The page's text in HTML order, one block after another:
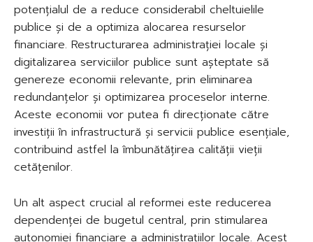
potențialul de a reduce considerabil cheltuielile
publice și de a optimiza alocarea resurselor
financiare. Restructurarea administrației locale și
digitalizarea serviciilor publice sunt așteptate să
genereze economii relevante, prin eliminarea
redundanțelor și optimizarea proceselor interne.
Aceste economii vor putea fi direcționate către
investiții în infrastructură și servicii publice esențiale,
contribuind astfel la îmbunătățirea calității vieții
cetățenilor.
Un alt aspect crucial al reformei este reducerea
dependenței de bugetul central, prin stimularea
autonomiei financiare a administrațiilor locale. Acest